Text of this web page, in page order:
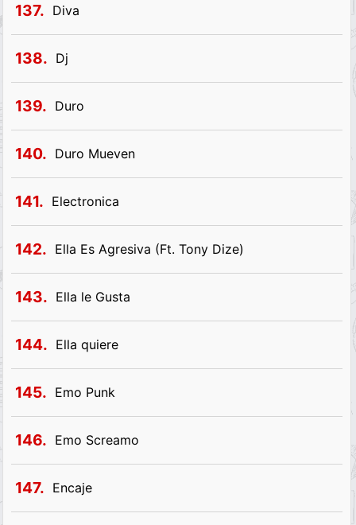
137. Diva
138. Dj
139. Duro
140. Duro Mueven
141. Electronica
142. Ella Es Agresiva (Ft. Tony Dize)
143. Ella le Gusta
144. Ella quiere
145. Emo Punk
146. Emo Screamo
147. Encaje